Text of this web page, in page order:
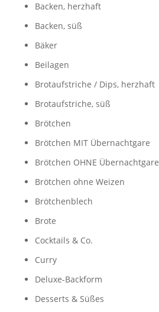
Backen, herzhaft
Backen, süß
Bäker
Beilagen
Brotaufstriche / Dips, herzhaft
Brotaufstriche, süß
Brötchen
Brötchen MIT Übernachtgare
Brötchen OHNE Übernachtgare
Brötchen ohne Weizen
Brötchenblech
Brote
Cocktails & Co.
Curry
Deluxe-Backform
Desserts & Süßes